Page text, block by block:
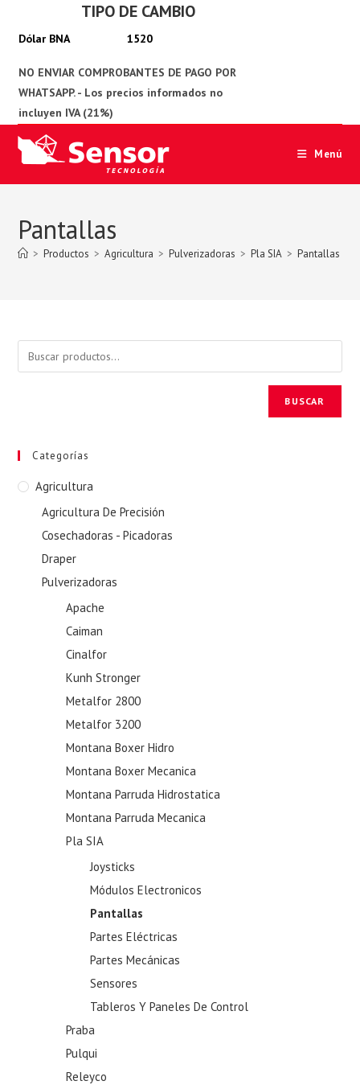
TIPO DE CAMBIO
1520
Menú
Pantallas
> Productos > Agricultura > Pulverizadoras > Pla SIA > Pantallas
BUSCAR
Categorías
Agricultura
Agricultura De Precisión
Cosechadoras - Picadoras
Draper
Pulverizadoras
Apache
Caiman
Cinalfor
Kunh Stronger
Metalfor 2800
Metalfor 3200
Montana Boxer Hidro
Montana Boxer Mecanica
Montana Parruda Hidrostatica
Montana Parruda Mecanica
Pla SIA
Joysticks
Módulos Electronicos
Pantallas
Partes Eléctricas
Partes Mecánicas
Sensores
Tableros Y Paneles De Control
Praba
Pulqui
Releyco